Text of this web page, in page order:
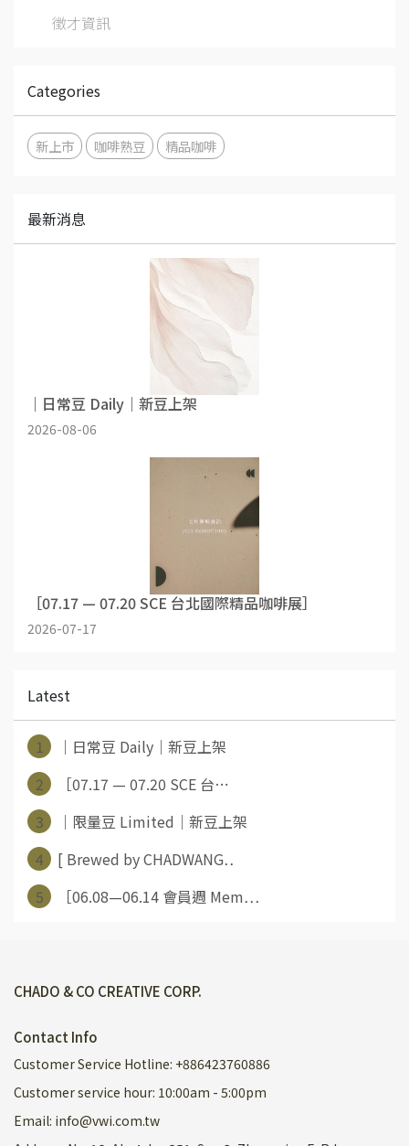
徵才資訊
Categories
新上市 咖啡熟豆 精品咖啡
最新消息
｜日常豆 Daily｜新豆上架
2026-08-06
［07.17 — 07.20 SCE 台北國際精品咖啡展］
2026-07-17
Latest
1
｜日常豆 Daily｜新豆上架
2
［07.17 — 07.20 SCE 台⋯
3
｜限量豆 Limited｜新豆上架
4
[ Brewed by CHADWANG⋯
5
［06.08—06.14 會員週 Mem⋯
CHADO & CO CREATIVE CORP.
Contact Info
Customer Service Hotline: +886423760886
Customer service hour: 10:00am - 5:00pm
Email: info@vwi.com.tw